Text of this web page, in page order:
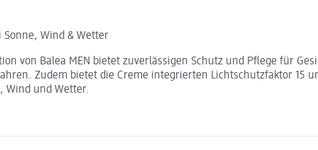
Sonne, Wind & Wetter
von Balea MEN bietet zuverlässigen Schutz und Pflege für
Zudem bietet die Creme integrierten Lichtschutzfaktor
Wind und Wetter.